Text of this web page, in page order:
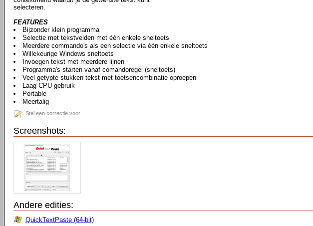
selecteren.
FEATURES
Bijzonder klein programma
Selectie met tekstvelden met één enkele sneltoets
Meerdere commando's als een selectie via één enkele sneltoets
Willekeurige Windows sneltoets
Invoegen tekst met meerdere lijnen
Programma's starten vanaf comandoregel (sneltoets)
Veel getypte stukken tekst met toetsencombinatie oproepen
Laag CPU-gebruik
Portable
Meertalig
Stel een correctie voor
Screenshots:
Andere edities:
QuickTextPaste (64-bit)